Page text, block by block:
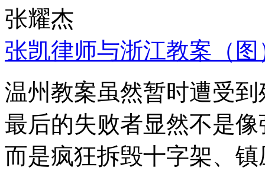
张耀杰
张凯律师与浙江教案（图
温州教案虽然暂时遭受
最后的失败者显然不是
而是疯狂拆毁十字架、